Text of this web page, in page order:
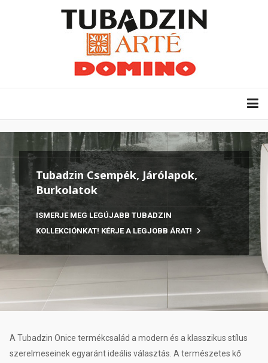
Tubadzin Csempék, Járólapok,
Burkolatok
ISMERJE MEG LEGÚJABB TUBADZIN
KOLLEKCIÓNKAT! KÉRJE A LEGJOBB ÁRAT!
A Tubadzin Onice termékcsalád a modern és a klasszikus stílus
szerelmeseinek egyaránt ideális választás. A természetes kő